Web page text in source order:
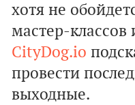
хотя не
мастер-классов
CityDog.io
провести
выходные.